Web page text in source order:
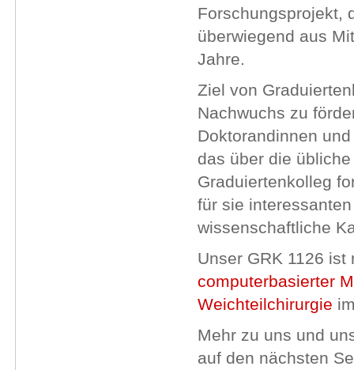
Forschungsprojekt,
überwiegend aus
Jahre.
Ziel von
Nachwuchs zu
Doktorandinnen
das über die
Graduiertenkolleg
für sie
wissenschaftliche
Unser GRK 1126
computerbasierter
Weichteilchirurgie
Mehr zu uns und
auf den nächsten